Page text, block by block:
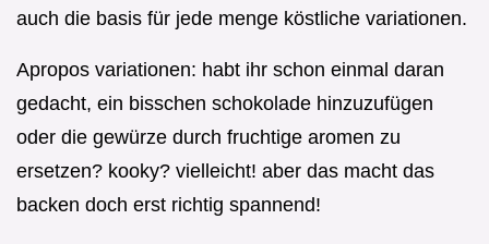
auch die basis für jede menge köstliche variationen.
Apropos variationen: habt ihr schon einmal daran
gedacht, ein bisschen schokolade hinzuzufügen
oder die gewürze durch fruchtige aromen zu
ersetzen? kooky? vielleicht! aber das macht das
backen doch erst richtig spannend!